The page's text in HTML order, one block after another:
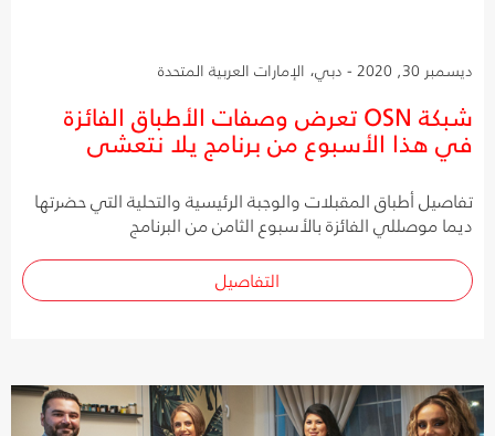
ديسمبر 30, 2020 - دبي، الإمارات العربية المتحدة
شبكة OSN تعرض وصفات الأطباق الفائزة
في هذا الأسبوع من برنامج يلا نتعشى
تفاصيل أطباق المقبلات والوجبة الرئيسية والتحلية التي حضرتها
ديما موصللي الفائزة بالأسبوع الثامن من البرنامج
التفاصيل